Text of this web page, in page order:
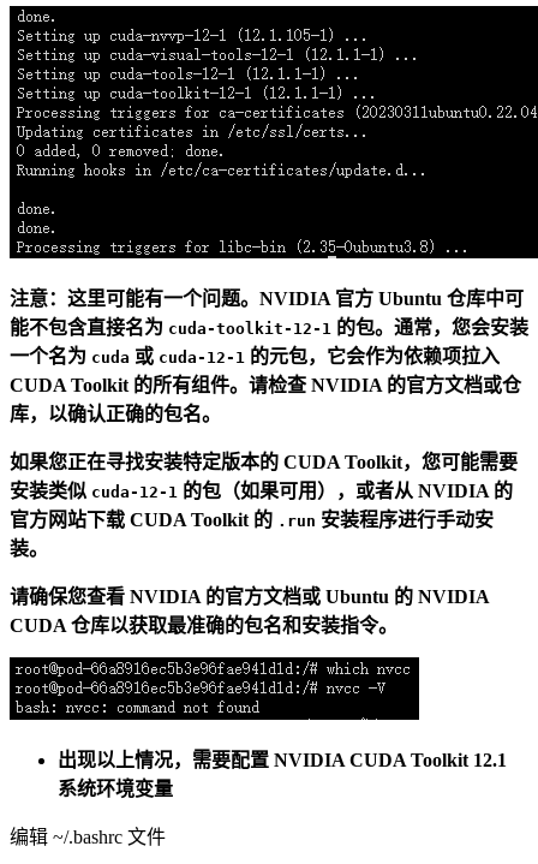
注意：这里可能有一个问题。NVIDIA 官方 Ubuntu 仓库中可
能不包含直接名为 cuda-toolkit-12-1 的包。通常，您会安装
一个名为 cuda 或 cuda-12-1 的元包，它会作为依赖项拉入
CUDA Toolkit 的所有组件。请检查 NVIDIA 的官方文档或仓
库，以确认正确的包名。
如果您正在寻找安装特定版本的 CUDA Toolkit，您可能需要
安装类似 cuda-12-1 的包（如果可用），或者从 NVIDIA 的
官方网站下载 CUDA Toolkit 的 .run 安装程序进行手动安
装。
请确保您查看 NVIDIA 的官方文档或 Ubuntu 的 NVIDIA
CUDA 仓库以获取最准确的包名和安装指令。
出现以上情况，需要配置 NVIDIA CUDA Toolkit 12.1
系统环境变量
编辑 ~/.bashrc 文件